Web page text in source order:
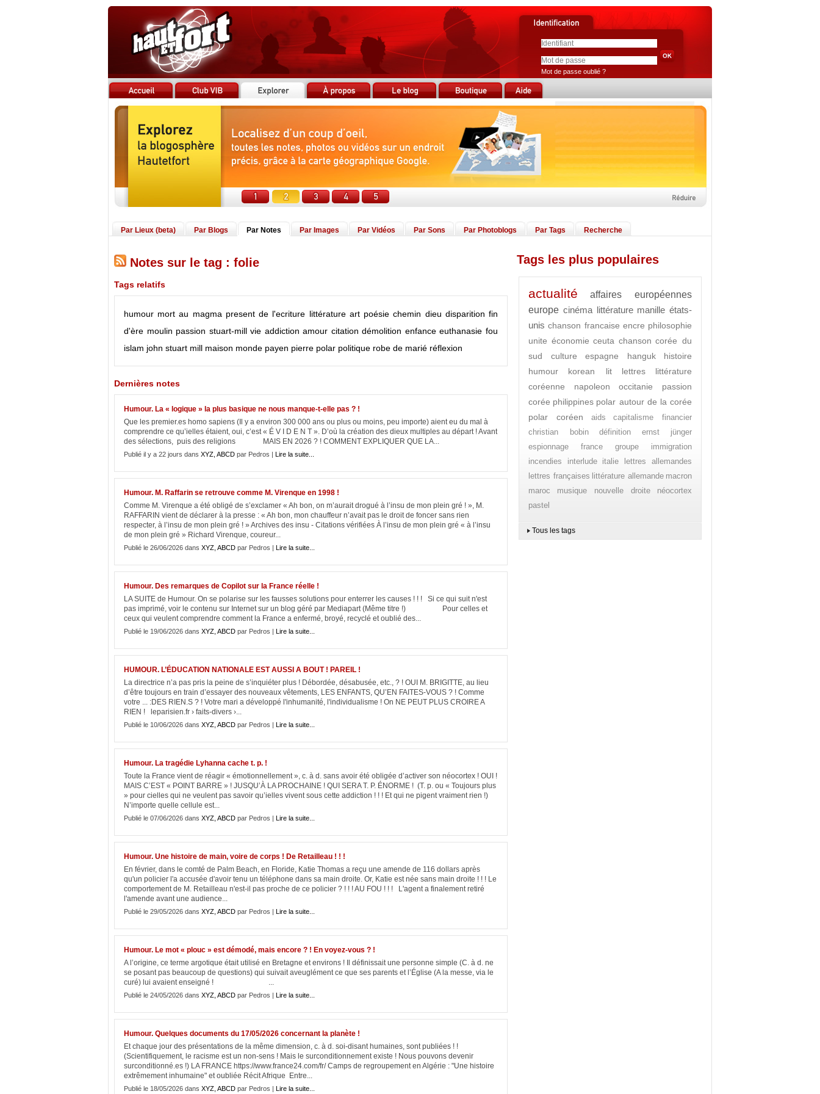
Mot de passe oublié ?
Par Lieux (beta) Par Blogs Par Notes Par Images Par Vidéos Par Sons Par Photoblogs Par Tags Recherche
Notes sur le tag : folie
Tags relatifs
humour mort au magma present de l'ecriture littérature art poésie chemin dieu disparition fin
d'ère moulin passion stuart-mill vie addiction amour citation démolition enfance euthanasie fou
islam john stuart mill maison monde payen pierre polar politique robe de marié réflexion
Dernières notes
Humour. La « logique » la plus basique ne nous manque-t-elle pas ? !
Que les premier.es homo sapiens (Il y a environ 300 000 ans ou plus ou moins, peu importe) aient eu du mal à
comprendre ce qu’ielles étaient, oui, c’est « É V I D E N T ». D’où la création des dieux multiples au départ ! Avant
des sélections, puis des religions MAIS EN 2026 ? ! COMMENT EXPLIQUER QUE LA...
Publié il y a 22 jours dans XYZ, ABCD par Pedros | Lire la suite...
Humour. M. Raffarin se retrouve comme M. Virenque en 1998 !
Comme M. Virenque a été obligé de s’exclamer « Ah bon, on m’aurait drogué à l’insu de mon plein gré ! », M.
RAFFARIN vient de déclarer à la presse : « Ah bon, mon chauffeur n’avait pas le droit de foncer sans rien
respecter, à l’insu de mon plein gré ! » Archives des insu - Citations vérifiées À l’insu de mon plein gré « à l’insu
de mon plein gré » Richard Virenque, coureur...
Publié le 26/06/2026 dans XYZ, ABCD par Pedros | Lire la suite...
Humour. Des remarques de Copilot sur la France réelle !
LA SUITE de Humour. On se polarise sur les fausses solutions pour enterrer les causes ! ! ! Si ce qui suit n'est
pas imprimé, voir le contenu sur Internet sur un blog géré par Mediapart (Même titre !) Pour celles et
ceux qui veulent comprendre comment la France a enfermé, broyé, recyclé et oublié des...
Publié le 19/06/2026 dans XYZ, ABCD par Pedros | Lire la suite...
HUMOUR. L’ÉDUCATION NATIONALE EST AUSSI A BOUT ! PAREIL !
La directrice n’a pas pris la peine de s’inquiéter plus ! Débordée, désabusée, etc., ? ! OUI M. BRIGITTE, au lieu
d’être toujours en train d’essayer des nouveaux vêtements, LES ENFANTS, QU’EN FAITES-VOUS ? ! Comme
votre ... :DES RIEN.S ? ! Votre mari a développé l'inhumanité, l'individualisme ! On NE PEUT PLUS CROIRE A
RIEN ! leparisien.fr › faits-divers ›...
Publié le 10/06/2026 dans XYZ, ABCD par Pedros | Lire la suite...
Humour. La tragédie Lyhanna cache t. p. !
Toute la France vient de réagir « émotionnellement », c. à d. sans avoir été obligée d’activer son néocortex ! OUI !
MAIS C’EST « POINT BARRE » ! JUSQU’À LA PROCHAINE ! QUI SERA T. P. ÉNORME ! (T. p. ou « Toujours plus
» pour cielles qui ne veulent pas savoir qu’ielles vivent sous cette addiction ! ! ! Et qui ne pigent vraiment rien !)
N’importe quelle cellule est...
Publié le 07/06/2026 dans XYZ, ABCD par Pedros | Lire la suite...
Humour. Une histoire de main, voire de corps ! De Retailleau ! ! !
En février, dans le comté de Palm Beach, en Floride, Katie Thomas a reçu une amende de 116 dollars après
qu'un policier l'a accusée d'avoir tenu un téléphone dans sa main droite. Or, Katie est née sans main droite ! ! ! Le
comportement de M. Retailleau n'est-il pas proche de ce policier ? ! ! ! AU FOU ! ! ! L'agent a finalement retiré
l'amende avant une audience...
Publié le 29/05/2026 dans XYZ, ABCD par Pedros | Lire la suite...
Humour. Le mot « plouc » est démodé, mais encore ? ! En voyez-vous ? !
A l’origine, ce terme argotique était utilisé en Bretagne et environs ! Il définissait une personne simple (C. à d. ne
se posant pas beaucoup de questions) qui suivait aveuglément ce que ses parents et l’Église (A la messe, via le
curé) lui avaient enseigné ! ...
Publié le 24/05/2026 dans XYZ, ABCD par Pedros | Lire la suite...
Humour. Quelques documents du 17/05/2026 concernant la planète !
Et chaque jour des présentations de la même dimension, c. à d. soi-disant humaines, sont publiées ! !
(Scientifiquement, le racisme est un non-sens ! Mais le surconditionnement existe ! Nous pouvons devenir
surconditionné.es !) LA FRANCE https://www.france24.com/fr/ Camps de regroupement en Algérie : "Une histoire
extrêmement inhumaine" et oubliée Récit Afrique Entre...
Publié le 18/05/2026 dans XYZ, ABCD par Pedros | Lire la suite...
Tags les plus populaires
actualité
affaires européennes
europe cinéma littérature manille états-
unis chanson francaise encre philosophie
unite économie ceuta chanson corée du
sud
culture espagne hanguk
histoire
humour
korean lit lettres
littérature
coréenne
napoleon occitanie
passion
corée philippines polar autour de la corée
polar coréen
aids
capitalisme financier
christian bobin
définition
ernst jünger
espionnage
france groupe
immigration
incendies
interlude italie
lettres allemandes
lettres françaises littérature allemande macron
maroc
musique nouvelle droite
néocortex
pastel
Tous les tags